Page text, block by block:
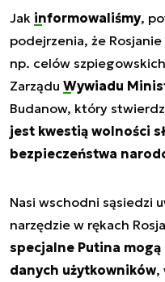
Jak informowaliśmy,
podejrzenia, że
np. celów
Zarządu Wywiadu
Budanow, który
jest kwestią wolności
bezpieczeństwa
Nasi wschodni sąsiedzi
narzędzie w rękach
specjalne Putina
danych użytkowników,